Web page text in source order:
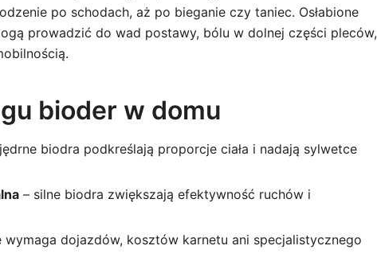
po schodach, aż po bieganie czy taniec. Osłabione
prowadzić do wad postawy, bólu w dolnej części pleców,
bioder w domu
biodra podkreślają proporcje ciała i nadają sylwetce
– silne biodra zwiększają efektywność ruchów i
wymaga dojazdów, kosztów karnetu ani specjalistycznego